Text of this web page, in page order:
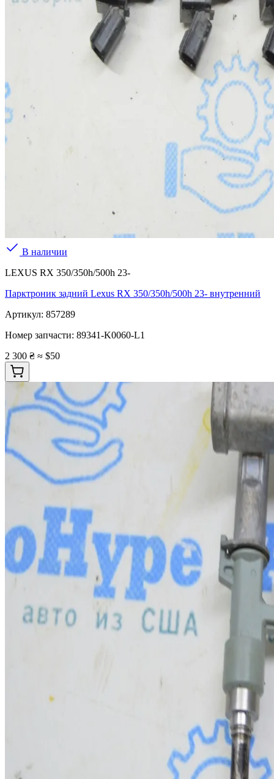
В наличии
LEXUS RX 350/350h/500h 23-
Парктроник задний Lexus RX 350/350h/500h 23- внутренний
Артикул: 857289
Номер запчасти: 89341-K0060-L1
2 300 ₴ ≈ $50